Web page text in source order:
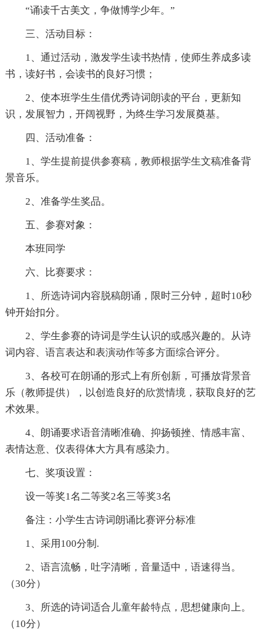
“诵读千古美文，争做博学少年。”
三、活动目标：
1、通过活动，激发学生读书热情，使师生养成多读
书，读好书，会读书的良好习惯；
2、使本班学生生借优秀诗词朗读的平台，更新知
识，发展智力，开阔视野，为终生学习发展奠基。
四、活动准备：
1、学生提前提供参赛稿，教师根据学生文稿准备背
景音乐。
2、准备学生奖品。
五、参赛对象：
本班同学
六、比赛要求：
1、所选诗词内容脱稿朗诵，限时三分钟，超时10秒
钟开始扣分。
2、学生参赛的诗词是学生认识的或感兴趣的。从诗
词内容、语言表达和表演动作等多方面综合评分。
3、各校可在朗诵的形式上有所创新，可播放背景音
乐（教师提供），以创造良好的欣赏情境，获取良好的艺
术效果。
4、朗诵要求语音清晰准确、抑扬顿挫、情感丰富、
表情达意、仪表得体大方具有感染力。
七、奖项设置：
设一等奖1名二等奖2名三等奖3名
备注：小学生古诗词朗诵比赛评分标准
1、采用100分制.
2、语言流畅，吐字清晰，音量适中，语速得当。
（30分）
3、所选的诗词适合儿童年龄特点，思想健康向上。
（10分）